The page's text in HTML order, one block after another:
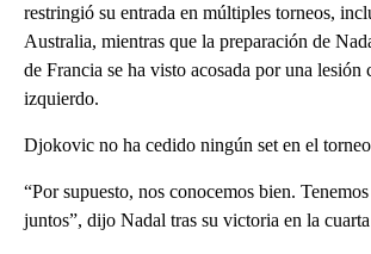
restringió su entrada en múltiples torneos,
Australia, mientras que la preparación de
de Francia se ha visto acosada por una lesión
izquierdo.
Djokovic no ha cedido ningún set en el torneo
“Por supuesto, nos conocemos bien.
juntos”, dijo Nadal tras su victoria en la